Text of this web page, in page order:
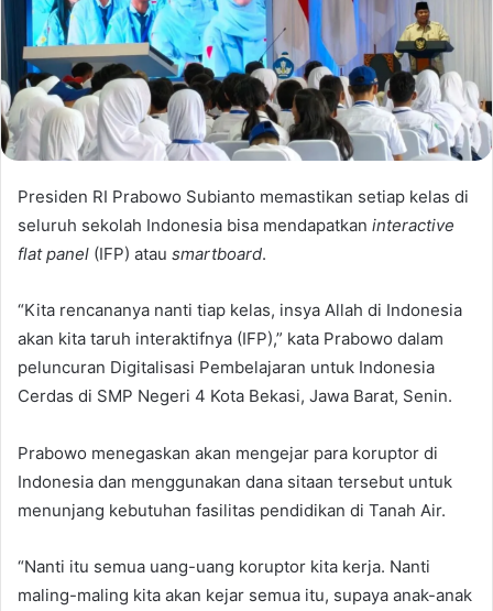
Presiden RI Prabowo Subianto memastikan setiap kelas di
seluruh sekolah Indonesia bisa mendapatkan interactive
flat panel (IFP) atau smartboard.
“Kita rencananya nanti tiap kelas, insya Allah di Indonesia
akan kita taruh interaktifnya (IFP),” kata Prabowo dalam
peluncuran Digitalisasi Pembelajaran untuk Indonesia
Cerdas di SMP Negeri 4 Kota Bekasi, Jawa Barat, Senin.
Prabowo menegaskan akan mengejar para koruptor di
Indonesia dan menggunakan dana sitaan tersebut untuk
menunjang kebutuhan fasilitas pendidikan di Tanah Air.
“Nanti itu semua uang-uang koruptor kita kerja. Nanti
maling-maling kita akan kejar semua itu, supaya anak-anak